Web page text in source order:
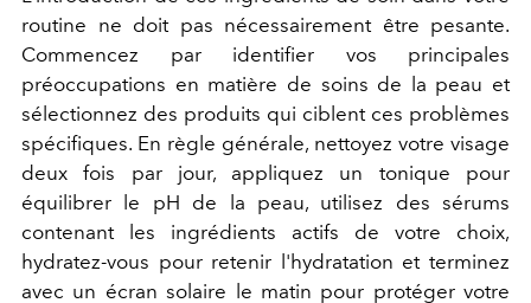
routine ne doit pas nécessairement être pesante.
Commencez par identifier vos principales
préoccupations en matière de soins de la peau et
sélectionnez des produits qui ciblent ces problèmes
spécifiques. En règle générale, nettoyez votre visage
deux fois par jour, appliquez un tonique pour
équilibrer le pH de la peau, utilisez des sérums
contenant les ingrédients actifs de votre choix,
hydratez-vous pour retenir l'hydratation et terminez
avec un écran solaire le matin pour protéger votre